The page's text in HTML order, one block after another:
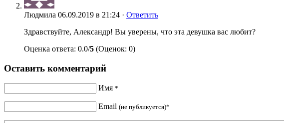
Людмила 06.09.2019 в 21:24 · Ответить
Здравствуйте, Александр! Вы уверены, что эта девушка вас любит?
Оценка ответа: 0.0/5 (Оценок: 0)
Оставить комментарий
Имя *
Email (не публикуется)*